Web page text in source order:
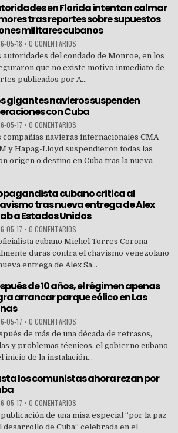
en Florida intentan calmar
tras reportes sobre supuestos
militares cubanos
05-18 • 0 COMENTARIOS
autoridades del condado de Monroe, en los
que no existe motivo inmediato de
publicados por A...
gigantes navieros suspenden
con Cuba
05-17 • 0 COMENTARIOS
compañías navieras internacionales CMA
y Hapag-Lloyd suspendieron todas las
origen o destino en Cuba tras la nueva
cubano critica al
tras nueva entrega de Alex
a Estados Unidos
05-17 • 0 COMENTARIOS
cubano Michel Torres Corona
duras contra el chavismo venezolano
entrega de Alex Sa...
de 10 años, el régimen apenas
arrancar parque eólico en Las
05-17 • 0 COMENTARIOS
de más de una década de retrasos,
y problemas técnicos, el gobierno cubano
inicio de la instalación...
los comunistas ahora rezan por
05-17 • 0 COMENTARIOS
publicación de una misa especial “por la paz
desarrollo de Cuba” celebrada en el